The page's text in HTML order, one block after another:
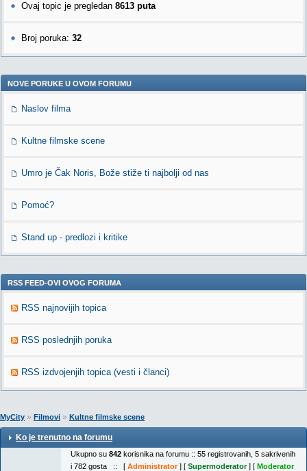
Ovaj topic je pregledan 8613 puta
Broj poruka: 32
NOVE PORUKE U OVOM FORUMU
Naslov filma
Kultne filmske scene
Umro je Čak Noris, Bože stiže ti najbolji od nas
Pomoć?
Stand up - predlozi i kritike
RSS FEED-OVI OVOG FORUMA
RSS najnovijih topica
RSS poslednjih poruka
RSS izdvojenjih topica (vesti i članci)
MyCity » Filmovi » Kultne filmske scene
Ko je trenutno na forumu
Ukupno su 842 korisnika na forumu :: 55 registrovanih, 5 sakrivenih
i 782 gosta :: [ Administrator] [ Supermoderator] [ Moderator